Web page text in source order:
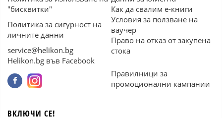
"бисквитки"
Политика за сигурност на
личните данни
service@helikon.bg
Helikon.bg във Facebook
Как да свалим е-книги
Условия за ползване на
ваучер
Право на отказ от закупена
стока
Правилници за
промоционални кампании
ВКЛЮЧИ СЕ!